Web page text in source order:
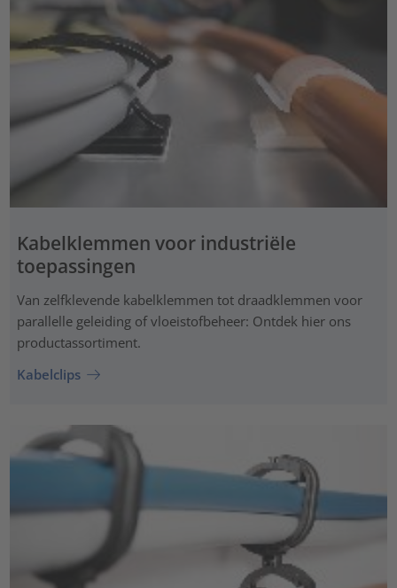
Kabelklemmen voor industriële
toepassingen
Van zelfklevende kabelklemmen tot draadklemmen voor
parallelle geleiding of vloeistofbeheer: Ontdek hier ons
productassortiment.
Kabelclips